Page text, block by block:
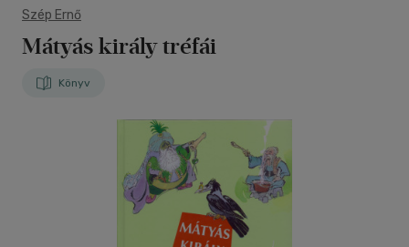
Szép Ernő
Mátyás király tréfái
Könyv